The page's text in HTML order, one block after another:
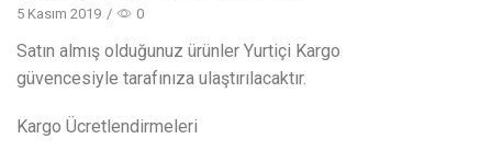
5 Kasım 2019 / 0
Satın almış olduğunuz ürünler Yurtiçi Kargo
güvencesiyle tarafınıza ulaştırılacaktır.
Kargo Ücretlendirmeleri